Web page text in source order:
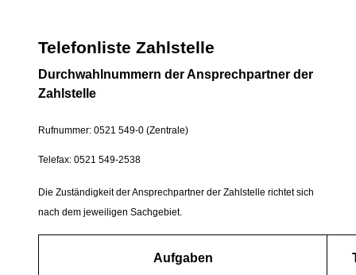
Telefonliste Zahlstelle
Durchwahlnummern der Ansprechpartner der
Zahlstelle
Rufnummer: 0521 549-0 (Zentrale)
Telefax: 0521 549-2538
Die Zuständigkeit der Ansprechpartner der Zahlstelle richtet sich
nach dem jeweiligen Sachgebiet.
Aufgaben